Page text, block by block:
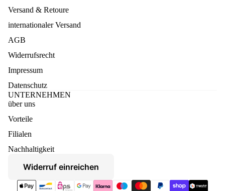
Versand & Retoure
internationaler Versand
AGB
Widerrufsrecht
Impressum
Datenschutz
UNTERNEHMEN
über uns
Vorteile
Filialen
Nachhaltigkeit
Widerruf einreichen
Zahlungsmethoden
Kontaktinformationen